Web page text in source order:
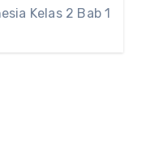
Kelas 2 Bab 1